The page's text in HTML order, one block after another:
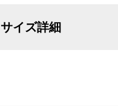
サイズ詳細